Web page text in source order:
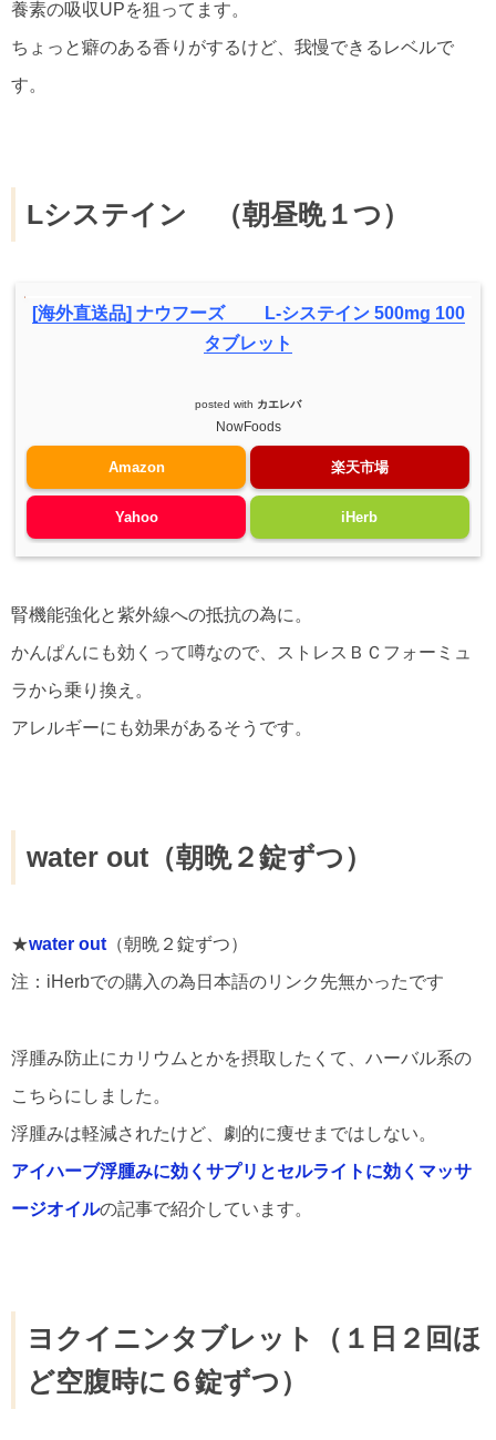
養素の吸収UPを狙ってます。
ちょっと癖のある香りがするけど、我慢できるレベルで
す。
Lシステイン （朝昼晩１つ）
[海外直送品] ナウフーズ L-システイン 500mg 100
タブレット
posted with カエレバ
NowFoods
Amazon 楽天市場
Yahoo iHerb
腎機能強化と紫外線への抵抗の為に。
かんぱんにも効くって噂なので、ストレスＢＣフォーミュ
ラから乗り換え。
アレルギーにも効果があるそうです。
water out（朝晩２錠ずつ）
★water out（朝晩２錠ずつ）
注：iHerbでの購入の為日本語のリンク先無かったです
浮腫み防止にカリウムとかを摂取したくて、ハーバル系の
こちらにしました。
浮腫みは軽減されたけど、劇的に痩せまではしない。
アイハーブ浮腫みに効くサプリとセルライトに効くマッサ
ージオイルの記事で紹介しています。
ヨクイニンタブレット（１日２回ほ
ど空腹時に６錠ずつ）